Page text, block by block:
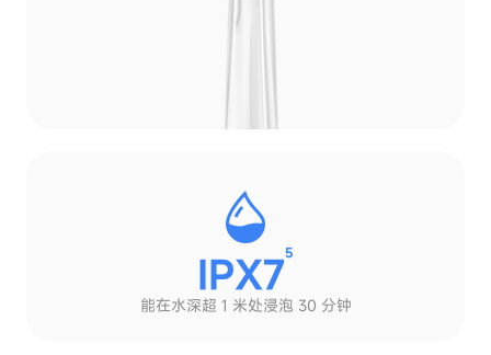
IPX75
能在水深超 1 米处浸泡 30 分钟